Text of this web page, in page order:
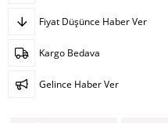
Fiyat Düşünce Haber Ver
Kargo Bedava
Gelince Haber Ver